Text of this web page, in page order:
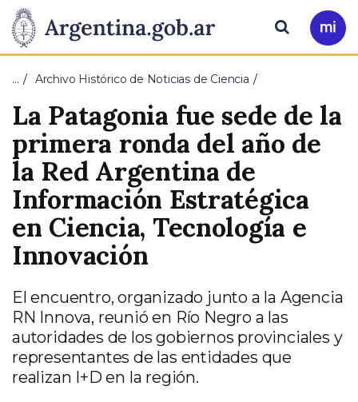
Presidencia
de
la
Nación
Pasar al contenido principal
Ir
a
Buscar
… Archivo Histórico de Noticias de Ciencia
La Patagonia fue sede de la
primera ronda del año de
la Red Argentina de
Información Estratégica
en Ciencia, Tecnología e
Innovación
El encuentro, organizado junto a la Agencia
RN Innova, reunió en Río Negro a las
autoridades de los gobiernos provinciales y
representantes de las entidades que
realizan I+D en la región.